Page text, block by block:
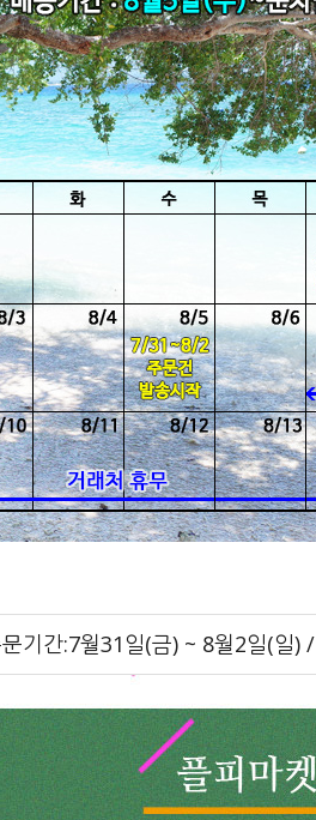
기간:7월31일(금) ~ 8월2일(일) /